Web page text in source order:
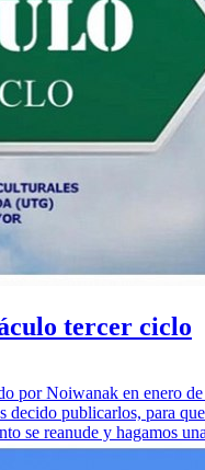
tercer ciclo
por Noiwanak en enero
publicarlos, para
se reanude y hagamos